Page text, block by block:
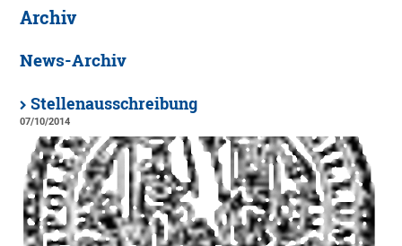
Archiv
News-Archiv
Stellenausschreibung
07/10/2014